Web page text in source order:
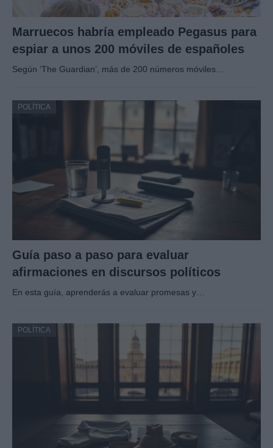
Marruecos habría empleado Pegasus para
espiar a unos 200 móviles de españoles
Según ‘The Guardian’, más de 200 números móviles…
POLÍTICA
Guía paso a paso para evaluar
afirmaciones en discursos políticos
En esta guía, aprenderás a evaluar promesas y…
POLÍTICA